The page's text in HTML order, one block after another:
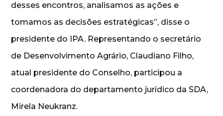
desses encontros, analisamos as ações e
tomamos as decisões estratégicas”, disse o
presidente do IPA. Representando o secretário
de Desenvolvimento Agrário, Claudiano Filho,
atual presidente do Conselho, participou a
coordenadora do departamento jurídico da SDA,
Mirela Neukranz.